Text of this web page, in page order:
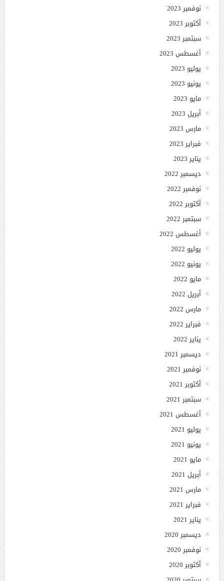
نوفمبر 2023
أكتوبر 2023
سبتمبر 2023
أغسطس 2023
يوليو 2023
يونيو 2023
مايو 2023
أبريل 2023
مارس 2023
فبراير 2023
يناير 2023
ديسمبر 2022
نوفمبر 2022
أكتوبر 2022
سبتمبر 2022
أغسطس 2022
يوليو 2022
يونيو 2022
مايو 2022
أبريل 2022
مارس 2022
فبراير 2022
يناير 2022
ديسمبر 2021
نوفمبر 2021
أكتوبر 2021
سبتمبر 2021
أغسطس 2021
يوليو 2021
يونيو 2021
مايو 2021
أبريل 2021
مارس 2021
فبراير 2021
يناير 2021
ديسمبر 2020
نوفمبر 2020
أكتوبر 2020